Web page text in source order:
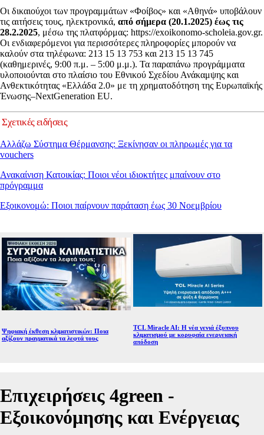
Οι δικαιούχοι των προγραμμάτων «Φοίβος» και «Αθηνά» υποβάλουν
τις αιτήσεις τους, ηλεκτρονικά, από σήμερα (20.1.2025) έως τις
28.2.2025, μέσω της πλατφόρμας: https://exoikonomo-scholeia.gov.gr.
Οι ενδιαφερόμενοι για περισσότερες πληροφορίες μπορούν να
καλούν στα τηλέφωνα: 213 15 13 753 και 213 15 13 745
(καθημερινές, 9:00 π.μ. – 5:00 μ.μ.). Τα παραπάνω προγράμματα
υλοποιούνται στο πλαίσιο του Εθνικού Σχεδίου Ανάκαμψης και
Ανθεκτικότητας «Ελλάδα 2.0» με τη χρηματοδότηση της Ευρωπαϊκής
Ένωσης–NextGeneration EU.
Σχετικές ειδήσεις
Αλλάζω Σύστημα Θέρμανσης: Ξεκίνησαν οι πληρωμές για τα
vouchers
Ανακαίνιση Κατοικίας: Ποιοι νέοι ιδιοκτήτες μπαίνουν στο
πρόγραμμα
Εξοικονομώ: Ποιοι παίρνουν παράταση έως 30 Νοεμβρίου
Ψηφιακή έκθεση κλιματιστικών: Ποια
αξίζουν πραγματικά τα λεφτά τους
TCL Miracle AI: Η νέα γενιά έξυπνου
κλιματισμού με κορυφαία ενεργειακή
απόδοση